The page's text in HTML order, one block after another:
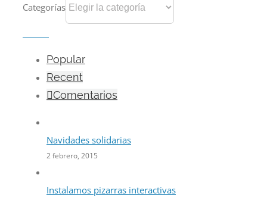
Categorías
Popular
Recent
Comentarios
Navidades solidarias
2 febrero, 2015
Instalamos pizarras interactivas